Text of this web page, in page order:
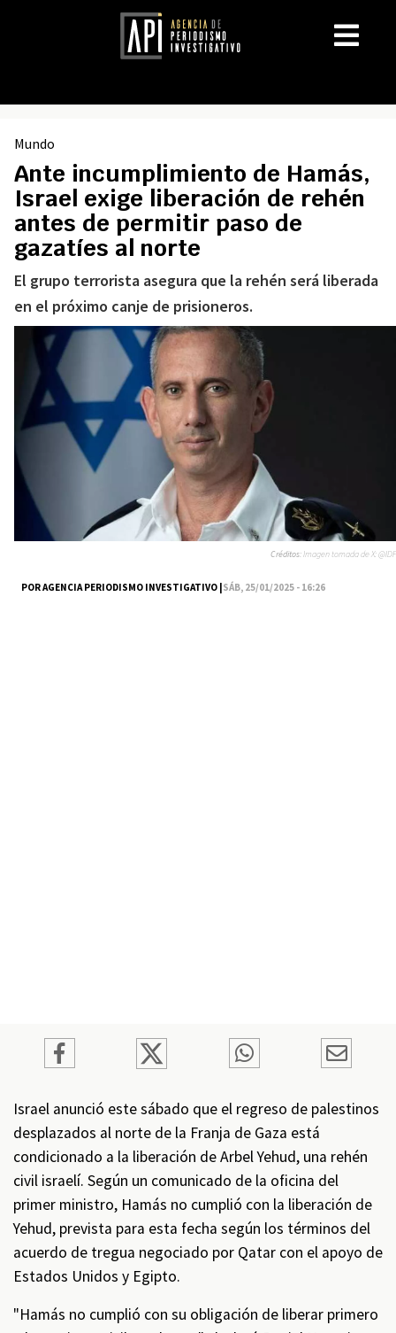
Mundo
Ante incumplimiento de Hamás,
Israel exige liberación de rehén
antes de permitir paso de
gazatíes al norte
El grupo terrorista asegura que la rehén será liberada
en el próximo canje de prisioneros.
POR AGENCIA PERIODISMO INVESTIGATIVO |SÁB, 25/01/2025 - 16:26
Créditos:Imagen tomada de X: @IDF
Israel anunció este sábado que el regreso de palestinos
desplazados al norte de la Franja de Gaza está
condicionado a la liberación de Arbel Yehud, una rehén
civil israelí. Según un comunicado de la oficina del
primer ministro, Hamás no cumplió con la liberación de
Yehud, prevista para esta fecha según los términos del
acuerdo de tregua negociado por Qatar con el apoyo de
Estados Unidos y Egipto.
"Hamás no cumplió con su obligación de liberar primero